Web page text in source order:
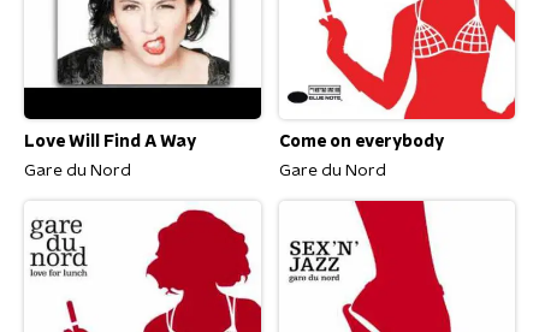
Love Will Find A Way
Gare du Nord
Come on everybody
Gare du Nord